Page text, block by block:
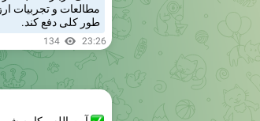
مطالعات و تجربیات
طور کلی دفع کند.
134 23:26